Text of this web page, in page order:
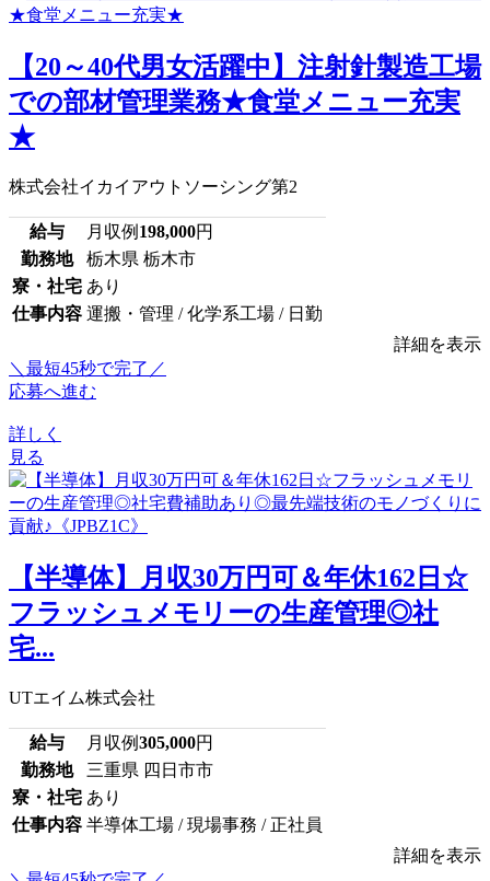
【20～40代男女活躍中】注射針製造工場
での部材管理業務★食堂メニュー充実
★
株式会社イカイアウトソーシング第2
給与 月収例 198,000円
勤務地
栃木県 栃木市
寮・社宅 あり
仕事内容 運搬・管理 / 化学系工場 / 日勤
詳細を表示
＼最短45秒で完了／
応募へ進む
詳しく
見る
【半導体】月収30万円可＆年休162日☆
フラッシュメモリーの生産管理◎社
宅...
UTエイム株式会社
給与 月収例305,000円
勤務地
三重県 四日市市
寮・社宅 あり
仕事内容 半導体工場 / 現場事務 / 正社員
詳細を表示